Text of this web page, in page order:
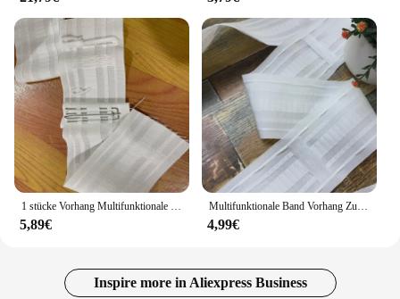
1 stücke Vorhang Multifunktionale tuch gürtel Vorhänge Kopf Pull Plissee Band Stange Header Weiß Band Vorhang Zubehör
5,89€
Multifunktionale Band Vorhang Zubehör 8,5 CM Weiß Farbe Pull Plissee Für Schiene Tasche Für Stange Haken Band Gürtel Band CP137 # 40
4,99€
Inspire more in Aliexpress Business